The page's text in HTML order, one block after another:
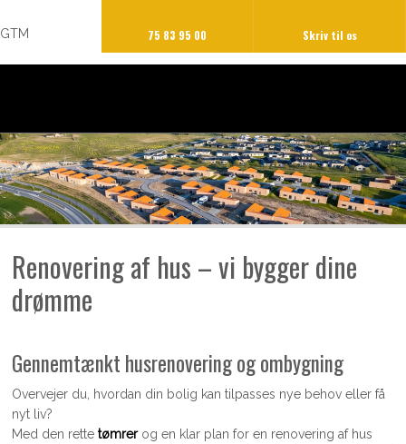
GTM 75 83 95 00 Skriv til os​
Renovering af hus – vi bygger dine
drømme
Gennemtænkt husrenovering og ombygning
Overvejer du, hvordan din bolig kan tilpasses nye behov eller få
nyt liv?
Med den rette tømrerog en klar plan for en renovering af hus